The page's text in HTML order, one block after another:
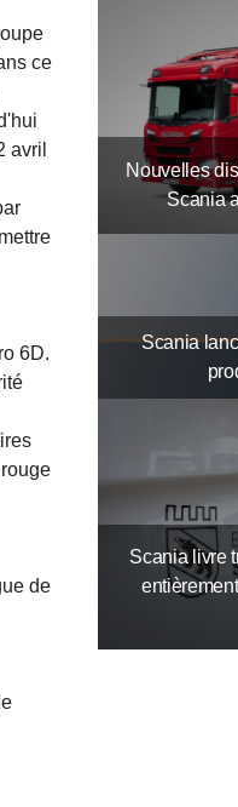
ce
avril
6D.
de
Nouvelles
Scania
Scania
Scania livre